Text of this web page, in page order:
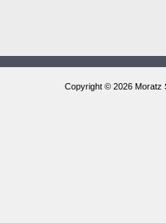
Copyright © 2026 Moratz